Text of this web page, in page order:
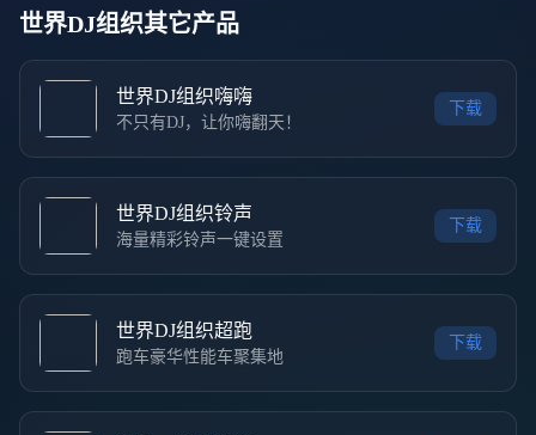
世界DJ组织其它产品
世界DJ组织嗨嗨
不只有DJ，让你嗨翻天！
下载
世界DJ组织铃声
海量精彩铃声一键设置
下载
世界DJ组织超跑
跑车豪华性能车聚集地
下载